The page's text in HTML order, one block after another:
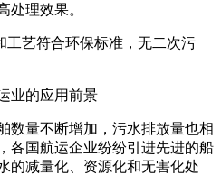
处理效果。
工艺符合环保标准，无二次污
业的应用前景
数量不断增加，污水排放量也相
各国航运企业纷纷引进先进的船
的减量化、资源化和无害化处